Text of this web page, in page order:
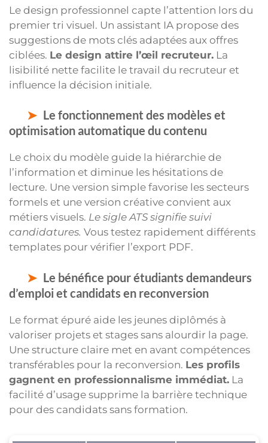
Le design professionnel capte l’attention lors du
premier tri visuel. Un assistant IA propose des
suggestions de mots clés adaptées aux offres
ciblées. Le design attire l’œil recruteur. La
lisibilité nette facilite le travail du recruteur et
influence la décision initiale.
Le fonctionnement des modèles et
optimisation automatique du contenu
Le choix du modèle guide la hiérarchie de
l’information et diminue les hésitations de
lecture. Une version simple favorise les secteurs
formels et une version créative convient aux
métiers visuels. Le sigle ATS signifie suivi
candidatures. Vous testez rapidement différents
templates pour vérifier l’export PDF.
Le bénéfice pour étudiants demandeurs
d’emploi et candidats en reconversion
Le format épuré aide les jeunes diplômés à
valoriser projets et stages sans alourdir la page.
Une structure claire met en avant compétences
transférables pour la reconversion. Les profils
gagnent en professionnalisme immédiat. La
facilité d’usage supprime la barrière technique
pour des candidats sans formation.